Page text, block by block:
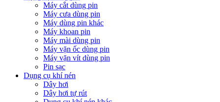
Máy cắt dùng pin
Máy cưa dùng pin
Máy dùng pin khác
Máy khoan pin
Máy mài dùng pin
Máy vặn ốc dùng pin
Máy vặn vít dùng pin
Pin sạc
Dụng cụ khí nén
Dây hơi
Dây hơi tự rút